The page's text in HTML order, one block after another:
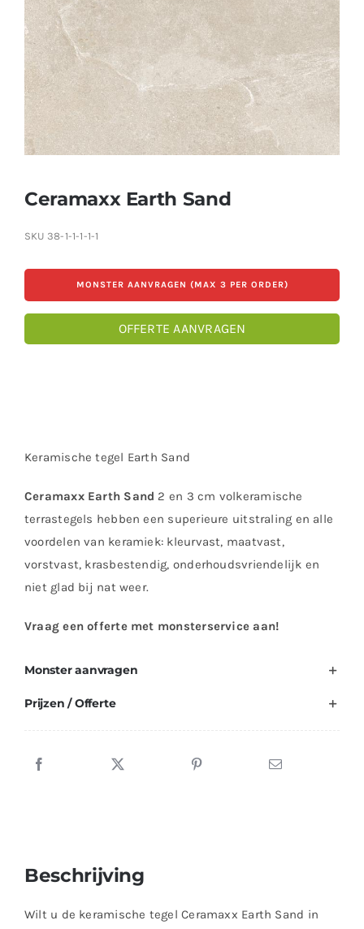
Contact
Offerte aanvragen
Ceramaxx Earth Sand
SKU 38-1-1-1-1-1
MONSTER AANVRAGEN (MAX 3 PER ORDER)
OFFERTE AANVRAGEN
Keramische tegel Earth Sand
Ceramaxx Earth Sand 2 en 3 cm volkeramische
terrastegels hebben een superieure uitstraling en alle
voordelen van keramiek: kleurvast, maatvast,
vorstvast, krasbestendig, onderhoudsvriendelijk en
niet glad bij nat weer.
Vraag een offerte met monsterservice aan!
Monster aanvragen
Prijzen / Offerte
Beschrijving
Wilt u de keramische tegel Ceramaxx Earth Sand in